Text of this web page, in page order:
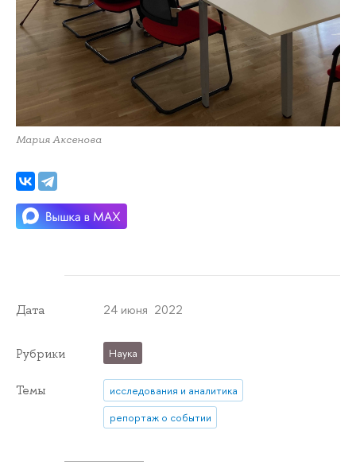
Мария Аксенова
Дата 24 июня 2022
Рубрики Наука
Темы
исследования и аналитика
репортаж о событии